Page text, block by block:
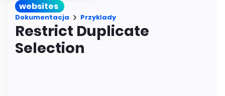
websites
Dokumentacja Przykłady
Restrict Duplicate
Selection